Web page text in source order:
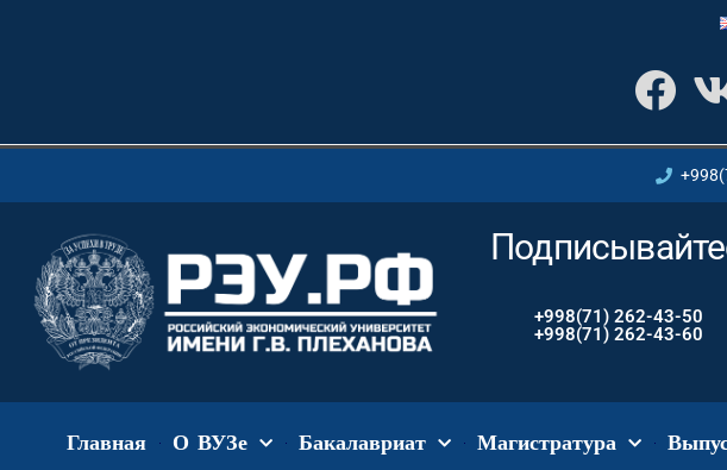
+998(71) 262-43-50
+998(71) 262-43-60
Главная О ВУЗе Бакалавриат Магистратура